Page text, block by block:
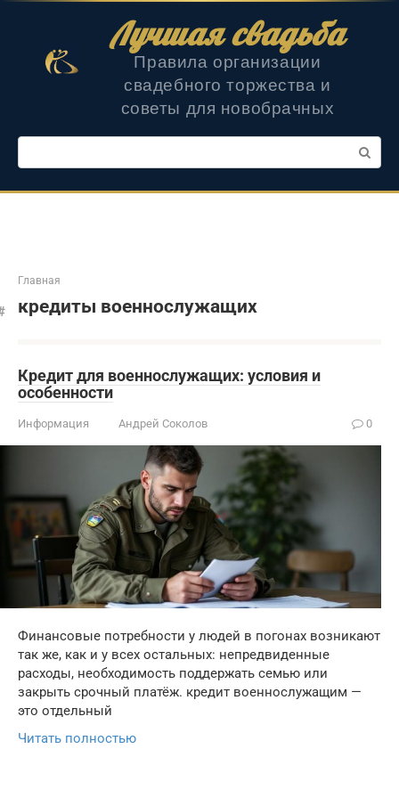
Лучшая свадьба
Правила организации
свадебного торжества и
советы для новобрачных
Поиск:
Главная
кредиты военнослужащих
Кредит для военнослужащих: условия и
особенности
Информация Андрей Соколов 0
Финансовые потребности у людей в погонах возникают
так же, как и у всех остальных: непредвиденные
расходы, необходимость поддержать семью или
закрыть срочный платёж. кредит военнослужащим —
это отдельный
Читать полностью